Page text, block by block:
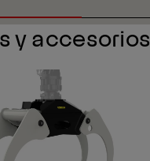
y accesorios